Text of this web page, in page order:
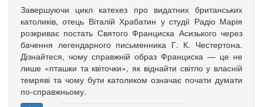
Завершуючи цикл катехез про видатних британських
католиків, отець Віталій Храбатин у студії Радіо Марія
розкриває постать Святого Франциска Асизького через
бачення легендарного письменника Г. К. Честертона.
Дізнайтеся, чому справжній образ Франциска — це не
лише «пташки та квіточки», як віднайти світло у власній
темряві та чому бути католиком означає почати думати
по-справжньому.